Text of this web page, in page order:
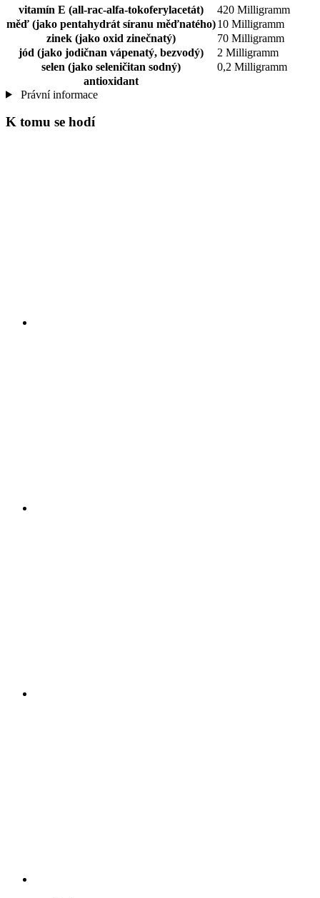
vitamín E (all-rac-alfa-tokoferylacetát)
420 Milligramm
měď (jako pentahydrát síranu měďnatého)10 Milligramm
zinek (jako oxid zinečnatý)
70 Milligramm
jód (jako jodičnan vápenatý, bezvodý)
2 Milligramm
selen (jako seleničitan sodný)
0,2 Milligramm
antioxidant
Právní informace
K tomu se hodí